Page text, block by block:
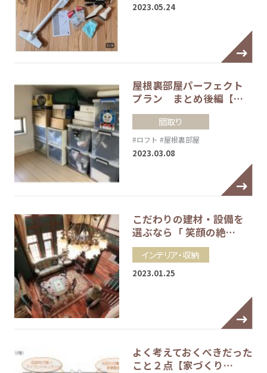
2023.05.24
屋根裏部屋パーフェクト
プラン まとめ後編【…
間取り
#ロフト #屋根裏部屋
2023.03.08
こだわりの建材・設備を
選ぶなら「 笑顔の絶…
インテリア・収納
2023.01.25
よく考えておくべきだった
こと２点【家づくり…